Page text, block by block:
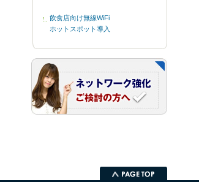
飲食店向け無線WiFi
ホットスポット導入